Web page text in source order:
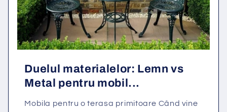
Duelul materialelor: Lemn vs
Metal pentru mobil...
Mobila pentru o terasa primitoare Când vine